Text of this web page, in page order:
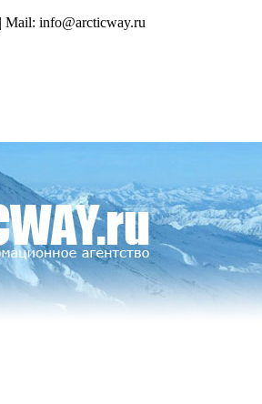
Mail: info@arcticway.ru